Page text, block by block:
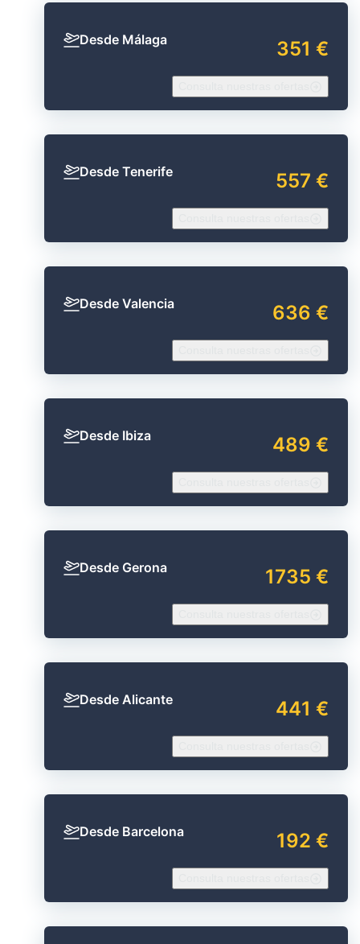
Desde Málaga 351 €
Desde Tenerife 557 €
Desde Valencia 636 €
Desde Ibiza 489 €
Desde Gerona 1735 €
Desde Alicante 441 €
Desde Barcelona 192 €